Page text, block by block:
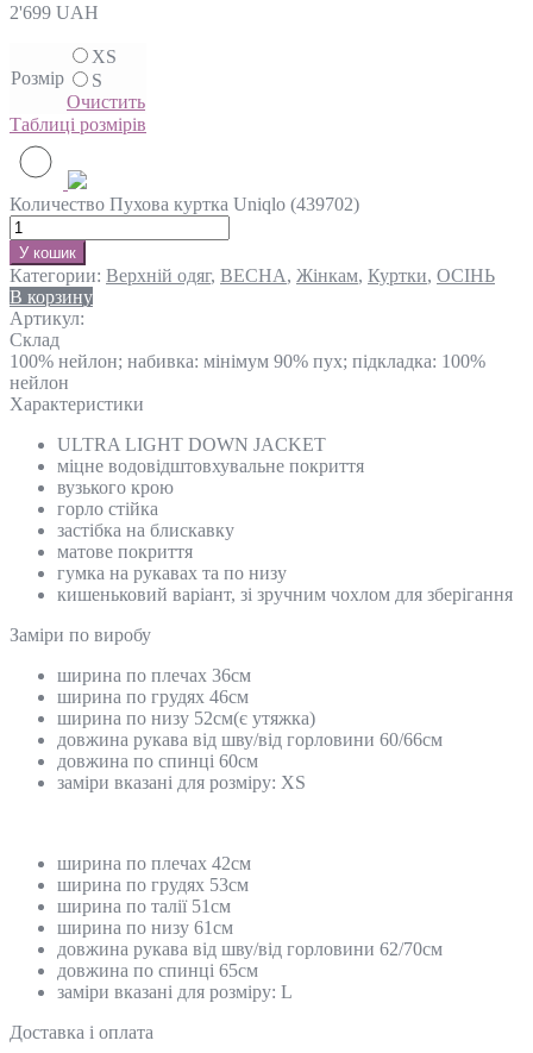
2'699 UAH
Розмір
XS
S
Очистить
Таблиці розмірів
Количество Пухова куртка Uniqlo (439702)
У кошик
Категории: Верхній одяг, ВЕСНА, Жінкам, Куртки, ОСІНЬ
В корзину
Артикул:
Склад
100% нейлон; набивка: мінімум 90% пух; підкладка: 100%
нейлон
Характеристики
ULTRA LIGHT DOWN JACKET
міцне водовідштовхувальне покриття
вузького крою
горло стійка
застібка на блискавку
матове покриття
гумка на рукавах та по низу
кишеньковий варіант, зі зручним чохлом для зберігання
Замiри по виробу
ширина по плечах 36см
ширина по грудях 46см
ширина по низу 52см(є утяжка)
довжина рукава від шву/від горловини 60/66см
довжина по спинці 60см
заміри вказані для розміру: ХS
ширина по плечах 42см
ширина по грудях 53см
ширина по талії 51см
ширина по низу 61см
довжина рукава від шву/від горловини 62/70см
довжина по спинці 65см
заміри вказані для розміру: L
Доставка і оплата